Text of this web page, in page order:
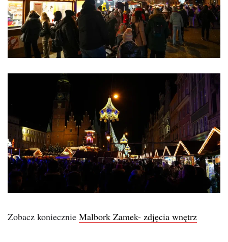
Zobacz koniecznie Malbork Zamek- zdjęcia wnętrz